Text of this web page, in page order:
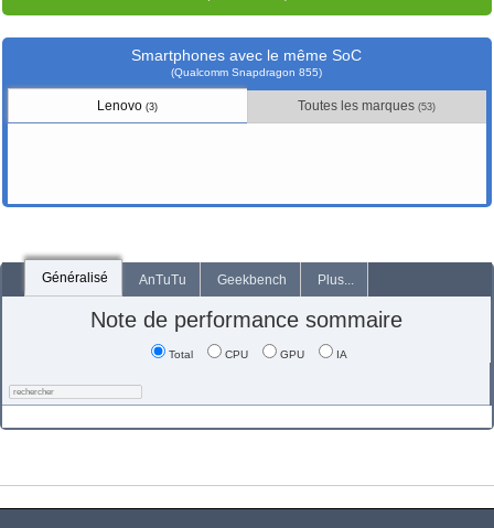
Smartphones avec le même SoC
(Qualcomm Snapdragon 855)
Lenovo(3) Toutes les marques(53)
Généralisé AnTuTu Geekbench Plus...
Note de performance sommaire
Total CPU GPU IA